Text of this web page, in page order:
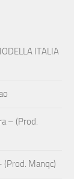
ITALIA
– (Prod.
(Prod. Manqc)